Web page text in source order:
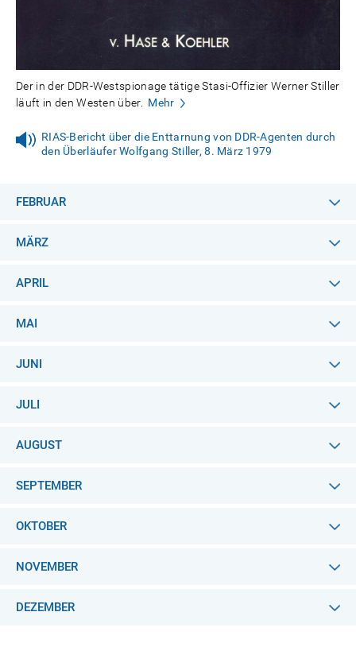
Der in der DDR-Westspionage tätige Stasi-Offizier Werner Stiller
läuft in den Westen über.
Mehr
RIAS-Bericht über die Enttarnung von DDR-Agenten durch
den Überläufer Wolfgang Stiller, 8. März 1979
FEBRUAR
MÄRZ
APRIL
MAI
JUNI
JULI
AUGUST
SEPTEMBER
OKTOBER
NOVEMBER
DEZEMBER